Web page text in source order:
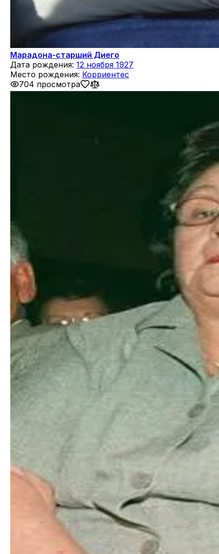
Марадона-старший Диего
Дата рождения: 12 ноября 1927
Место рождения: Корриентес
704 просмотра